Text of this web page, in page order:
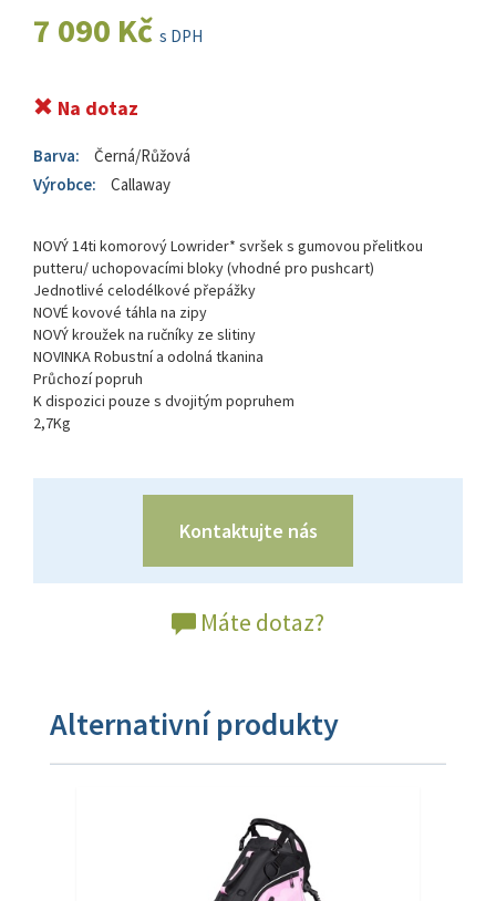
7 090 Kč s DPH
Na dotaz
Barva:
Černá/Růžová
Výrobce:
Callaway
NOVÝ 14ti komorový Lowrider* svršek s gumovou přelitkou
putteru/ uchopovacími bloky (vhodné pro pushcart)
Jednotlivé celodélkové přepážky
NOVÉ kovové táhla na zipy
NOVÝ kroužek na ručníky ze slitiny
NOVINKA Robustní a odolná tkanina
Průchozí popruh
K dispozici pouze s dvojitým popruhem
2,7Kg
Kontaktujte nás
Máte dotaz?
Alternativní produkty